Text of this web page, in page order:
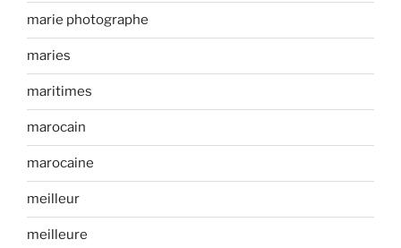
marie photographe
maries
maritimes
marocain
marocaine
meilleur
meilleure